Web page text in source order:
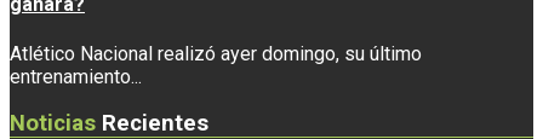
ganará?
Atlético Nacional realizó ayer domingo, su último
entrenamiento...
Noticias Recientes